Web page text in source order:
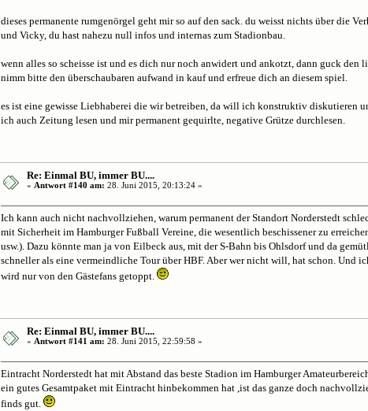
dieses permanente rumgenörgel geht mir so auf den sack. du weisst nichts über die
und Vicky, du hast nahezu null infos und internas zum Stadionbau.
wenn alles so scheisse ist und es dich nur noch anwidert und ankotzt, dann guck den
nimm bitte den überschaubaren aufwand in kauf und erfreue dich an diesem spiel.
es ist eine gewisse Liebhaberei die wir betreiben, da will ich konstruktiv diskutieren
ich auch Zeitung lesen und mir permanent gequirlte, negative Grütze durchlesen.
Re: Einmal BU, immer BU....
« Antwort #140 am: 28. Juni 2015, 20:13:24 »
Ich kann auch nicht nachvollziehen, warum permanent der Standort Norderstedt
mit Sicherheit im Hamburger Fußball Vereine, die wesentlich beschissener zu
usw.). Dazu könnte man ja von Eilbeck aus, mit der S-Bahn bis Ohlsdorf und da
schneller als eine vermeindliche Tour über HBF. Aber wer nicht will, hat schon. Und
wird nur von den Gästefans getoppt.
Re: Einmal BU, immer BU....
« Antwort #141 am: 28. Juni 2015, 22:59:58 »
Eintracht Norderstedt hat mit Abstand das beste Stadion im Hamburger
ein gutes Gesamtpaket mit Eintracht hinbekommen hat ,ist das ganze doch
finds gut.